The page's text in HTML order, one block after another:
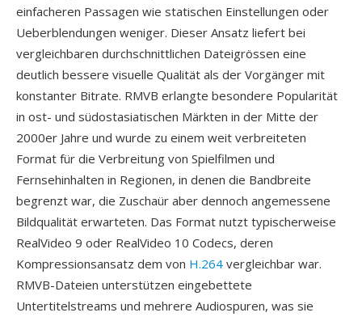
einfacheren Passagen wie statischen Einstellungen oder
Ueberblendungen weniger. Dieser Ansatz liefert bei
vergleichbaren durchschnittlichen Dateigrössen eine
deutlich bessere visuelle Qualität als der Vorgänger mit
konstanter Bitrate. RMVB erlangte besondere Popularität
in ost- und südostasiatischen Märkten in der Mitte der
2000er Jahre und wurde zu einem weit verbreiteten
Format für die Verbreitung von Spielfilmen und
Fernsehinhalten in Regionen, in denen die Bandbreite
begrenzt war, die Zuschaür aber dennoch angemessene
Bildqualität erwarteten. Das Format nutzt typischerweise
RealVideo 9 oder RealVideo 10 Codecs, deren
Kompressionsansatz dem von H.264 vergleichbar war.
RMVB-Dateien unterstützen eingebettete
Untertitelstreams und mehrere Audiospuren, was sie